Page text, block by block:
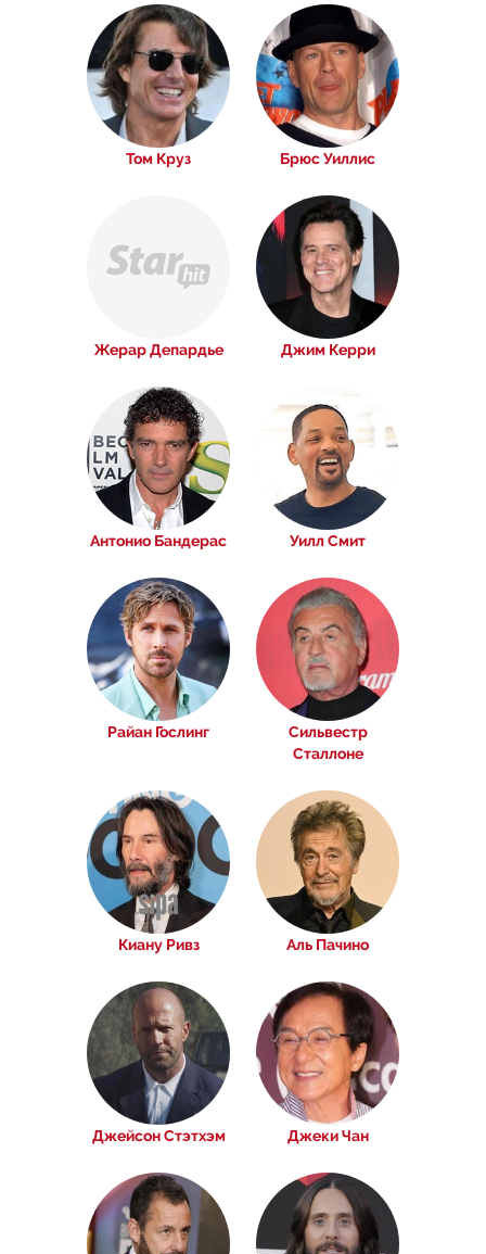
Том Круз Брюс Уиллис
Жерар Депардье Джим Керри
Антонио Бандерас Уилл Смит
Райан Гослинг
Сильвестр
Сталлоне
Киану Ривз Аль Пачино
Джейсон Стэтхэм Джеки Чан